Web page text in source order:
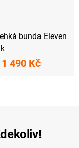
bunda Eleven
1 490 Kč